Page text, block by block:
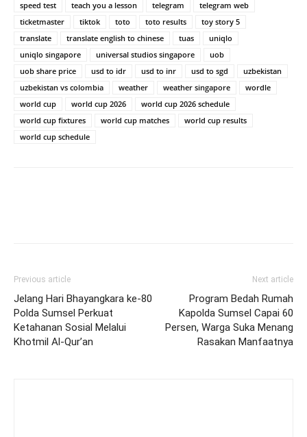
speed test
teach you a lesson telegram
telegram web
ticketmaster
tiktok toto toto results
toy story 5
translate
translate english to chinese tuas
uniqlo
uniqlo singapore
universal studios singapore
uob
uob share price
usd to idr usd to inr usd to sgd
uzbekistan
uzbekistan vs colombia
weather weather singapore
wordle
world cup
world cup 2026
world cup 2026 schedule
world cup fixtures
world cup matches
world cup results
world cup schedule
Previous article
Jelang Hari Bhayangkara ke-80
Polda Sumsel Perkuat
Ketahanan Sosial Melalui
Khotmil Al-Qur’an
Next article
Program Bedah Rumah
Kapolda Sumsel Capai 60
Persen, Warga Suka Menang
Rasakan Manfaatnya